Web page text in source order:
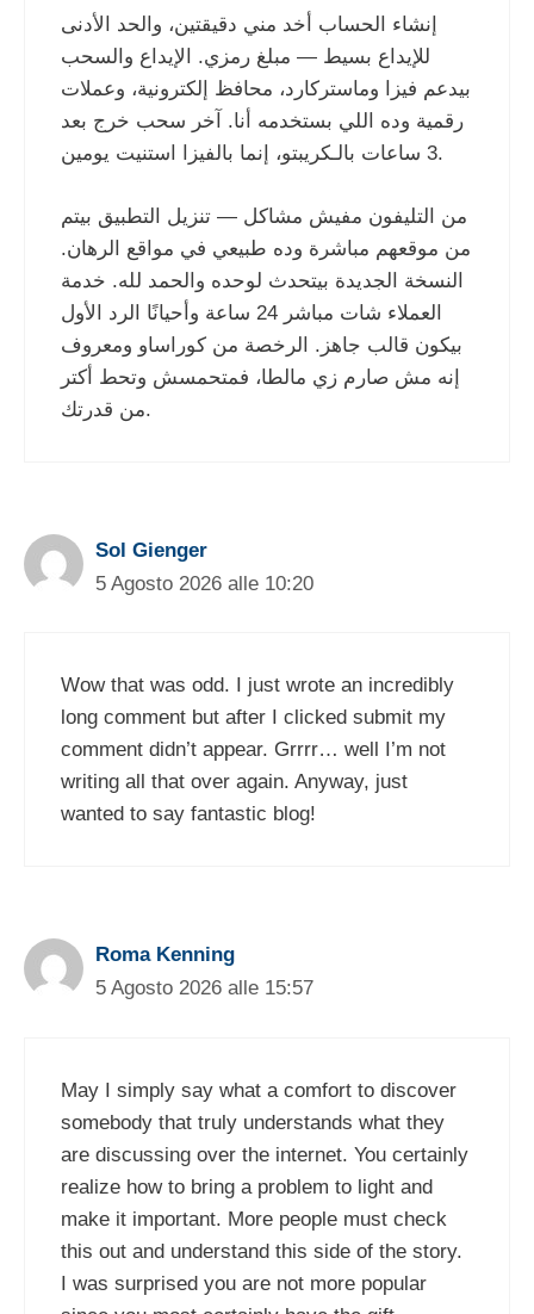
إنشاء الحساب أخد مني دقيقتين، والحد الأدنى
للإيداع بسيط — مبلغ رمزي. الإيداع والسحب
بيدعم فيزا وماستركارد، محافظ إلكترونية، وعملات
رقمية وده اللي بستخدمه أنا. آخر سحب خرج بعد
3 ساعات بالـكريبتو، إنما بالفيزا استنيت يومين.
من التليفون مفيش مشاكل — تنزيل التطبيق بيتم
من موقعهم مباشرة وده طبيعي في مواقع الرهان.
النسخة الجديدة بيتحدث لوحده والحمد لله. خدمة
العملاء شات مباشر 24 ساعة وأحيانًا الرد الأول
بيكون قالب جاهز. الرخصة من كوراساو ومعروف
إنه مش صارم زي مالطا، فمتحمسش وتحط أكتر
من قدرتك.
Sol Gienger
5 Agosto 2026 alle 10:20
Wow that was odd. I just wrote an incredibly
long comment but after I clicked submit my
comment didn’t appear. Grrrr… well I’m not
writing all that over again. Anyway, just
wanted to say fantastic blog!
Roma Kenning
5 Agosto 2026 alle 15:57
May I simply say what a comfort to discover
somebody that truly understands what they
are discussing over the internet. You certainly
realize how to bring a problem to light and
make it important. More people must check
this out and understand this side of the story.
I was surprised you are not more popular